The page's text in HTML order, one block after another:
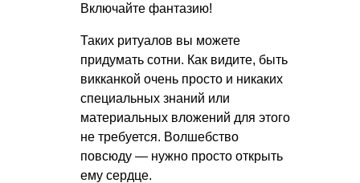
Включайте фантазию!
Таких ритуалов вы можете
придумать сотни. Как видите, быть
викканкой очень просто и никаких
специальных знаний или
материальных вложений для этого
не требуется. Волшебство
повсюду — нужно просто открыть
ему сердце.